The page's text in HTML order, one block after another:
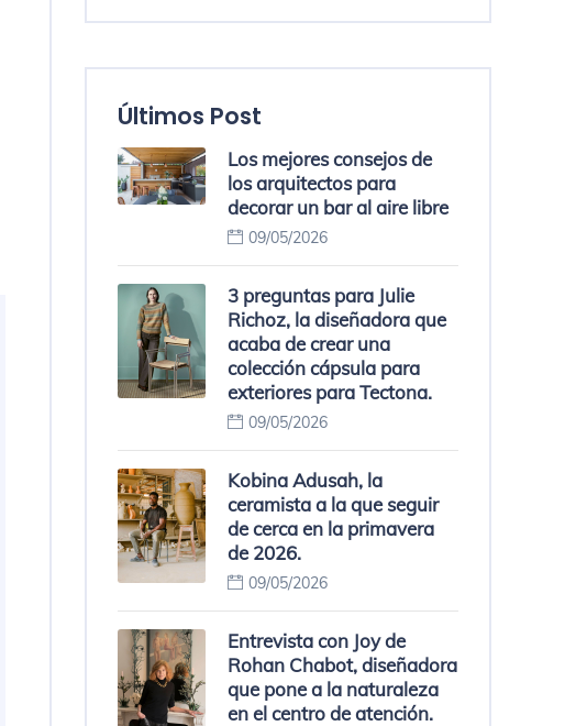
Últimos Post
Los mejores consejos de
los arquitectos para
decorar un bar al aire libre
09/05/2026
3 preguntas para Julie
Richoz, la diseñadora que
acaba de crear una
colección cápsula para
exteriores para Tectona.
09/05/2026
Kobina Adusah, la
ceramista a la que seguir
de cerca en la primavera
de 2026.
09/05/2026
Entrevista con Joy de
Rohan Chabot, diseñadora
que pone a la naturaleza
en el centro de atención.